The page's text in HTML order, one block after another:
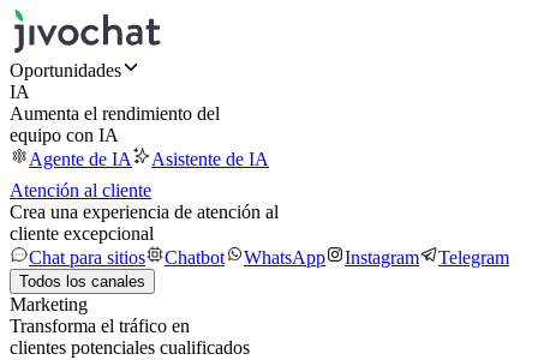
Oportunidades
IA
Aumenta el rendimiento del
equipo con IA
Agente de IA
Asistente de IA
Atención al cliente
Crea una experiencia de atención al
cliente excepcional
Chat para sitios
Chatbot WhatsApp Instagram Telegram
Todos los canales
Marketing
Transforma el tráfico en
clientes potenciales cualificados